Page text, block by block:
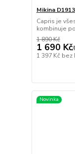
Mikina
Capris je
kombinuje
1 890 Kč
1 690 Kč/
1 397 Kč bez
Novinka